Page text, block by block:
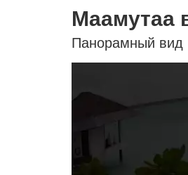
Маамутаа
Панорамный вид